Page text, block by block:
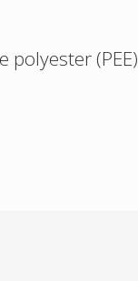
(PEE)